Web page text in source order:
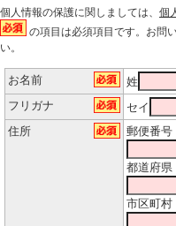
個人情報の保護に関しましては、 個
の項目は必須項目です。お問
い。
お名前 姓
フリガナ
セイ
住所
郵便番
都道府
市区町